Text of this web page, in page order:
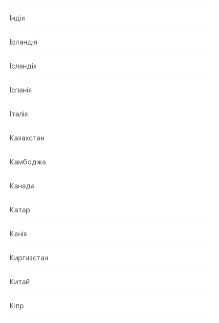
Індія
Ірландія
Ісландія
Іспанія
Італія
Казахстан
Камбоджа
Канада
Катар
Кенія
Киргизстан
Китай
Кіпр